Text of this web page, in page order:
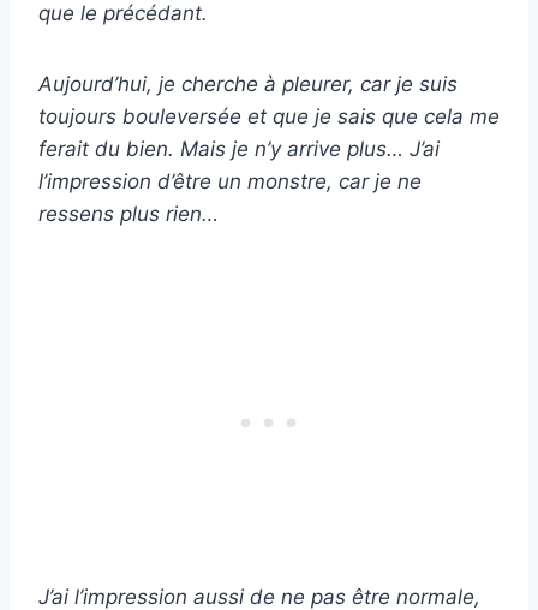
que le précédant.
Aujourd’hui, je cherche à pleurer, car je suis
toujours bouleversée et que je sais que cela me
ferait du bien. Mais je n’y arrive plus… J’ai
l’impression d’être un monstre, car je ne
ressens plus rien…
J’ai l’impression aussi de ne pas être normale,